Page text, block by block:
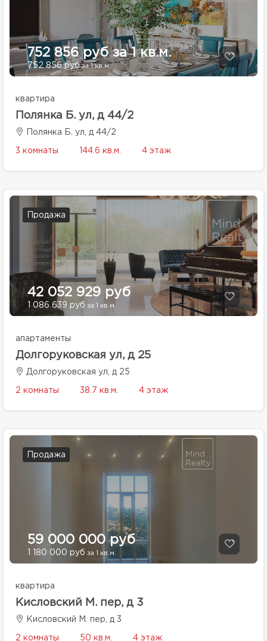
752 856 руб за 1 кв.м.
752 856 рубза 1 кв.м.
квартира
Полянка Б. ул, д 44/2
Полянка Б. ул, д 44/2
3 комнаты 144.6 кв.м. 4 этаж
Продажа
42 052 929 руб
1 086 639 руб за 1 кв.м.
апартаменты
Долгоруковская ул, д 25
Долгоруковская ул, д 25
2 комнаты 38.7 кв.м. 4 этаж
Продажа
59 000 000 руб
1 180 000 руб за 1 кв.м.
квартира
Кисловский М. пер, д 3
Кисловский М. пер, д 3
2 комнаты 50 кв.м. 4 этаж